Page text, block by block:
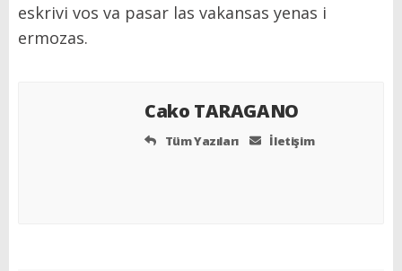
eskrivi vos va pasar las vakansas yenas i
ermozas.
Cako TARAGANO
Tüm Yazıları İletişim